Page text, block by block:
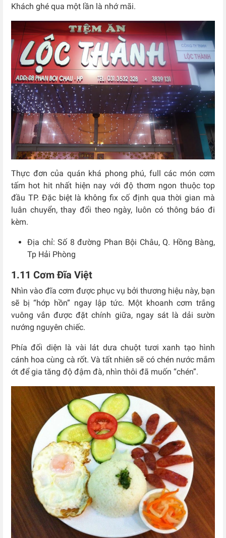
Khách ghé qua một lần là nhớ mãi.
Thực đơn của quán khá phong phú, full các món cơm
tấm hot hit nhất hiện nay với độ thơm ngon thuộc top
đầu TP. Đặc biệt là không fix cố định qua thời gian mà
luân chuyển, thay đổi theo ngày, luôn có thông báo đi
kèm.
Địa chỉ: Số 8 đường Phan Bội Châu, Q. Hồng Bàng,
Tp Hải Phòng
1.11 Cơm Đĩa Việt
Nhìn vào đĩa cơm được phục vụ bởi thương hiệu này, bạn
sẽ bị “hớp hồn” ngay lập tức. Một khoanh cơm trắng
vuông vắn được đặt chính giữa, ngay sát là dải sườn
nướng nguyên chiếc.
Phía đối diện là vài lát dưa chuột tươi xanh tạo hình
cánh hoa cùng cà rốt. Và tất nhiên sẽ có chén nước mắm
ớt để gia tăng độ đậm đà, nhìn thôi đã muốn “chén”.